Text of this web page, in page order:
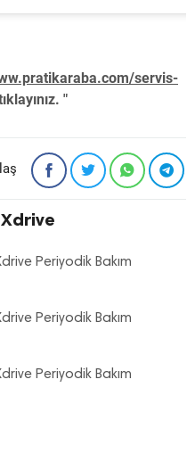
servis-
"
Periyodik Bakım
Periyodik Bakım
Periyodik Bakım